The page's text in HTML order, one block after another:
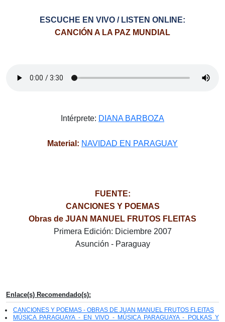
ESCUCHE EN VIVO / LISTEN ONLINE:
CANCIÓN A LA PAZ MUNDIAL
Intérprete: DIANA BARBOZA
Material: NAVIDAD EN PARAGUAY
FUENTE:
CANCIONES Y POEMAS
Obras de JUAN MANUEL FRUTOS FLEITAS
Primera Edición: Diciembre 2007
Asunción - Paraguay
Enlace(s) Recomendado(s):
CANCIONES Y POEMAS - OBRAS DE JUAN MANUEL FRUTOS FLEITAS
MÚSICA PARAGUAYA - EN VIVO - MÚSICA PARAGUAYA - POLKAS Y